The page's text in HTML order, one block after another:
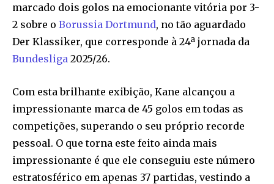
marcado dois golos na emocionante vitória por 3-
2 sobre o Borussia Dortmund, no tão aguardado
Der Klassiker, que corresponde à 24ª jornada da
Bundesliga 2025/26.
Com esta brilhante exibição, Kane alcançou a
impressionante marca de 45 golos em todas as
competições, superando o seu próprio recorde
pessoal. O que torna este feito ainda mais
impressionante é que ele conseguiu este número
estratosférico em apenas 37 partidas, vestindo a